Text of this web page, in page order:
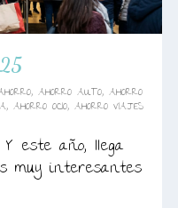
,AHORRO AUTO,AHORRO
,AHORRO OCIO,AHORRO VIAJES
este año, llega
muy interesantes